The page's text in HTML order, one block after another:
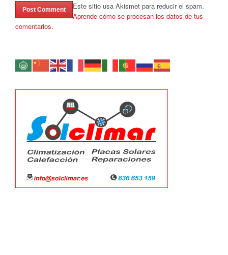
Este sitio usa Akismet para reducir el spam.
Aprende cómo se procesan los datos de tus
comentarios.